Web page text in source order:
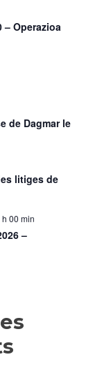
– Operazioa
de Dagmar le
litiges de
00 min
–